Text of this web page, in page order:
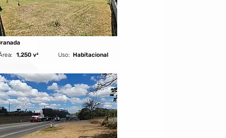
1,250 v² Habitacional
Uso:
75,000